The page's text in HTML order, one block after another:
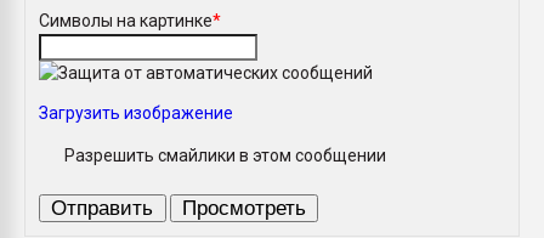
Символы на картинке*
Загрузить изображение
Разрешить смайлики в этом сообщении